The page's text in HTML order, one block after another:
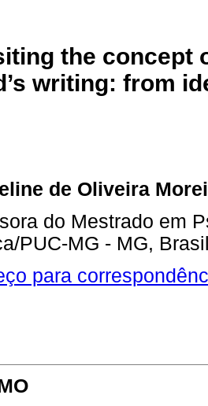
the concept
writing: from
de Oliveira
do Mestrado em
PUC-MG - MG,
para